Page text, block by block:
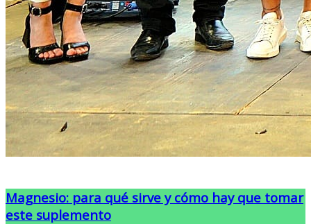
Magnesio: para qué sirve y cómo hay que tomar
este suplemento